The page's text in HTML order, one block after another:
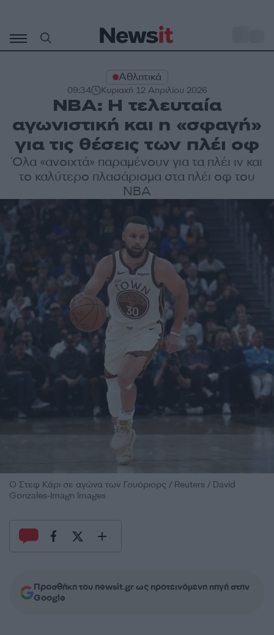
περιεχόμενο
Αθλητικά
09:34 Κυριακή 12 Απριλίου 2026
NBA: Η τελευταία
αγωνιστική και η «σφαγή»
για τις θέσεις των πλέι οφ
Όλα «ανοιχτά» παραμένουν για τα πλέι ιν και
το καλύτερο πλασάρισμα στα πλέι οφ του
NBA
Ο Στεφ Κάρι σε αγώνα των Γουόριορς / Reuters / David
Gonzales-Imagn Images
Προσθήκη του newsit.gr ως προτεινόμενη πηγή στην
Google